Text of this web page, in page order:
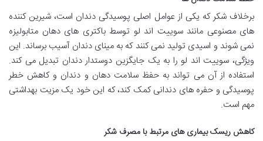
برخلاف شکر که یکی از عوامل اصلی پوسیدگی دندان است، شیرین کننده
های مصنوعی مانند سوییت اند لو توسط باکتری های دهان متابولیزه
نمی شوند و اسیدی تولید نمی کنند که به مینای دندان آسیب برساند. این
ویژگی، سوییت اند لو را به یک جایگزین دوستدار دندان تبدیل می کند.
استفاده از آن می تواند به حفظ سلامت دهان و دندان و کاهش خطر
پوسیدگی و حفره های دندانی کمک کند، که این خود یک مزیت بهداشتی
مهم است.
کاهش ریسک بیماری های مرتبط با مصرف شکر